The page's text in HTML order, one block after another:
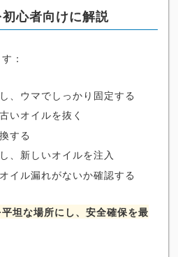
心者向けに解説
：
、ウマでしっかり固定する
いオイルを抜く
する
、新しいオイルを注入
イル漏れがないか確認する
坦な場所にし、安全確保を最